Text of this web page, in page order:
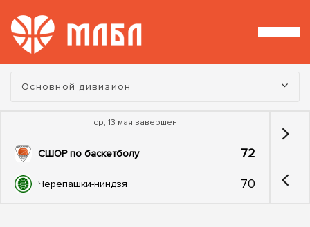
Турнир:
Основной дивизион
ср, 13 мая завершен
СШОР по баскетболу 72
Черепашки-ниндзя 70